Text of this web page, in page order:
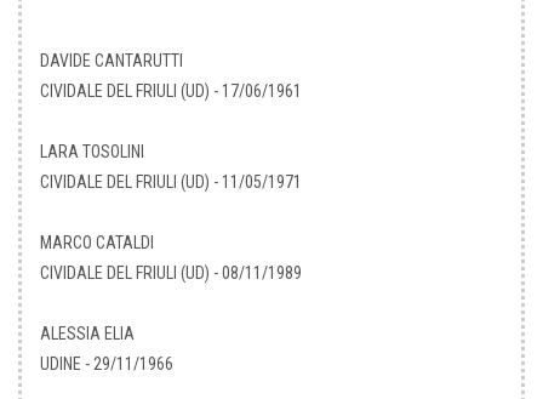
DAVIDE CANTARUTTI
CIVIDALE DEL FRIULI (UD) - 17/06/1961
LARA TOSOLINI
CIVIDALE DEL FRIULI (UD) - 11/05/1971
MARCO CATALDI
CIVIDALE DEL FRIULI (UD) - 08/11/1989
ALESSIA ELIA
UDINE - 29/11/1966